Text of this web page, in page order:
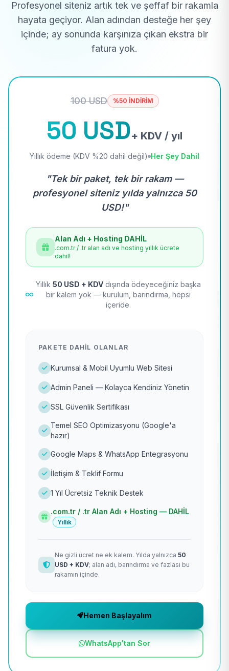
Profesyonel siteniz artık tek ve şeffaf bir rakamla
hayata geçiyor. Alan adından desteğe her şey
içinde; ay sonunda karşınıza çıkan ekstra bir
fatura yok.
100 USD %50 İNDİRİM
50 USD+ KDV / yıl
Yıllık ödeme (KDV %20 dahil değil) Her Şey Dahil
"Tek bir paket, tek bir rakam —
profesyonel siteniz yılda yalnızca 50
USD!"
Alan Adı + Hosting DAHİL
.com.tr / .tr alan adı ve hosting yıllık ücrete
dahil!
Yıllık 50 USD + KDV dışında ödeyeceğiniz başka
bir kalem yok — kurulum, barındırma, hepsi
içeride.
PAKETE DAHIL OLANLAR
Kurumsal & Mobil Uyumlu Web Sitesi
Admin Paneli — Kolayca Kendiniz Yönetin
SSL Güvenlik Sertifikası
Temel SEO Optimizasyonu (Google'a
hazır)
Google Maps & WhatsApp Entegrasyonu
İletişim & Teklif Formu
1 Yıl Ücretsiz Teknik Destek
.com.tr / .tr Alan Adı + Hosting — DAHİL
Yıllık
Ne gizli ücret ne ek kalem. Yılda yalnızca 50
USD + KDV; alan adı, barındırma ve fazlası bu
rakamın içinde.
Hemen Başlayalım
WhatsApp'tan Sor